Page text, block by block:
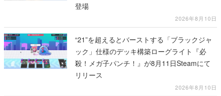
登場
2026年8月10日
“21”を超えるとバーストする「ブラックジャ
ック」仕様のデッキ構築ローグライト『必
殺！メガ子パンチ！』が8月11日Steamにて
リリース
2026年8月10日